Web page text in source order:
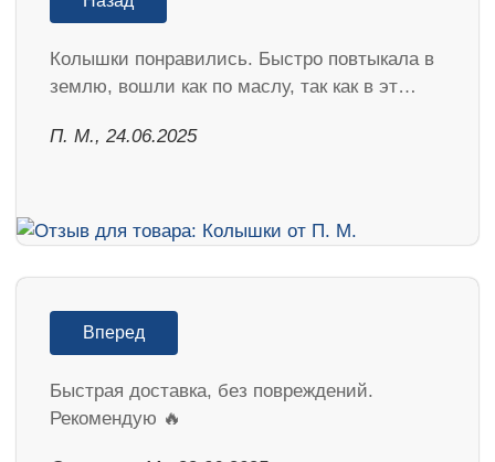
Колышки понравились. Быстро повтыкала в
землю, вошли как по маслу, так как в эт…
П. М., 24.06.2025
Вперед
Быстрая доставка, без повреждений.
Рекомендую 🔥